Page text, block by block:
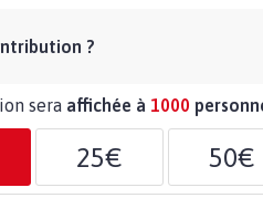
?
sera affichée à 1000
25€ 50€